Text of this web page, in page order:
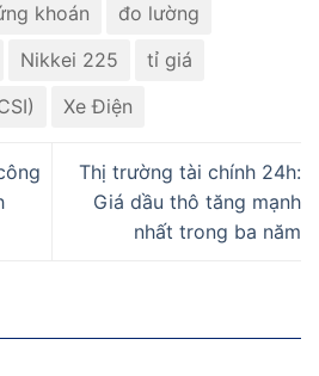
khoán
đo lường
Nikkei 225
tỉ giá
Xe Điện
Thị trường tài chính 24h:
Giá dầu thô tăng mạnh
nhất trong ba năm